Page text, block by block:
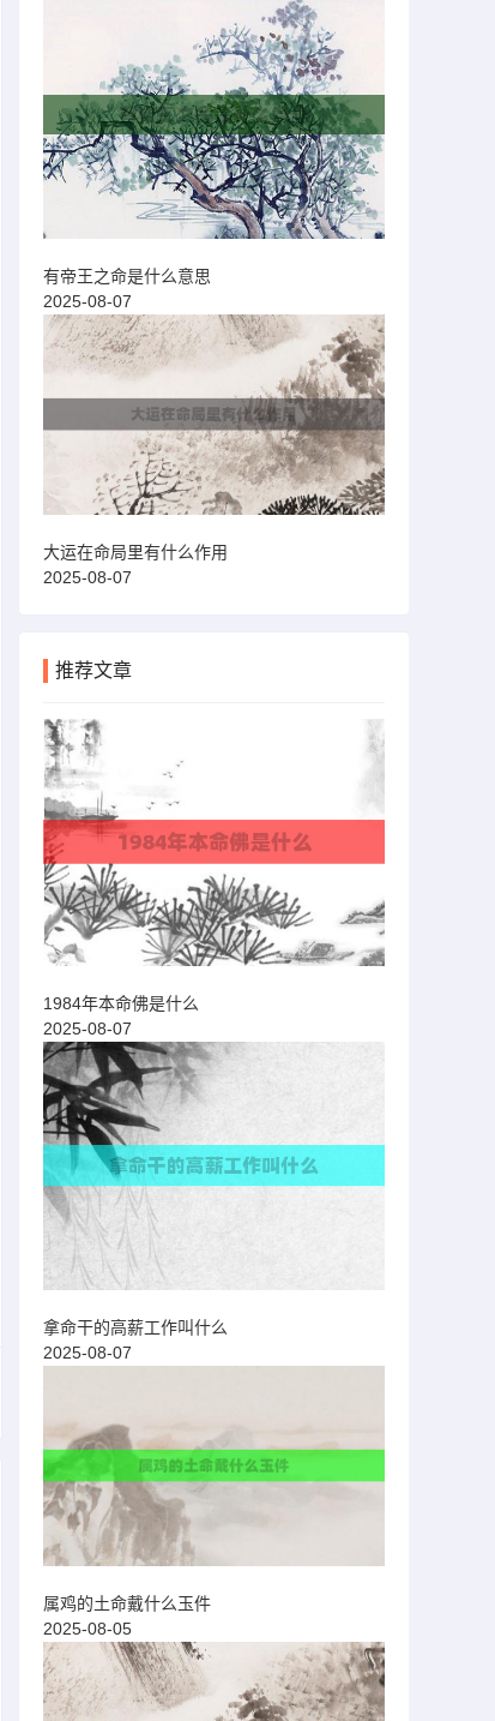
有帝王之命是什么意思
2025-08-07
大运在命局里有什么作用
2025-08-07
推荐文章
1984年本命佛是什么
2025-08-07
拿命干的高薪工作叫什么
2025-08-07
属鸡的土命戴什么玉件
2025-08-05